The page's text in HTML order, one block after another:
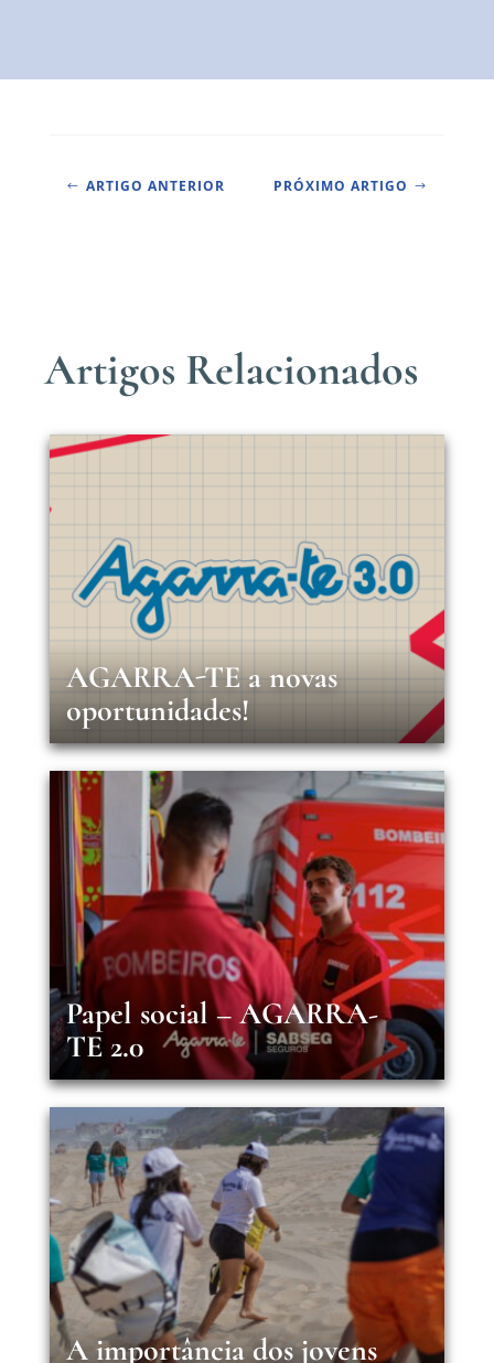
# ARTIGO ANTERIOR PRÓXIMO ARTIGO $
Artigos Relacionados
AGARRA-TE a novas
oportunidades!
Papel social – AGARRA-
TE 2.0
A importância dos jovens